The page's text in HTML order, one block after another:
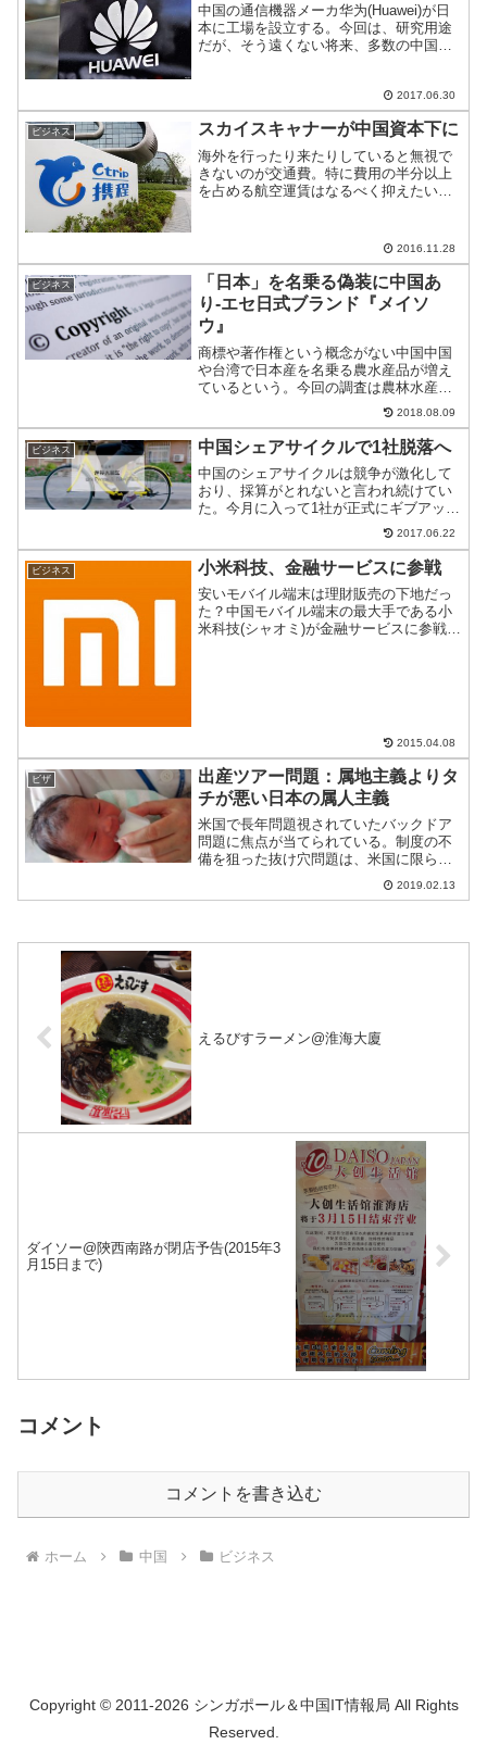
中国の通信機器メーカ华为(Huawei)が日
本に工場を設立する。今回は、研究用途
だが、そう遠くない将来、多数の中国企
2017.06.30
ビジネス スカイスキャナーが中国資本下に
海外を行ったり来たりしていると無視で
きないのが交通費。特に費用の半分以上
を占める航空運賃はなるべく抑えたいの
してきた。その中でも草分け的存在が”ス
カイスキャナー(Sky...
2016.11.28
ビジネス
「日本」を名乗る偽装に中国あ
り-エセ日式ブランド『メイソ
ウ』
商標や著作権という概念がない中国中国
や台湾で日本産を名乗る農水産品が増え
ているという。今回の調査は農林水産省
なので、農水産品に限られる。しかし、
工業製品や著作権、法人、さらには日本
人までもが偽装されている。そして、そ
の裏にいるのは中国だ。エ...
2018.08.09
ビジネス 中国シェアサイクルで1社脱落へ
中国のシェアサイクルは競争が激化して
おり、採算がとれないと言われ続けてい
た。今月に入って1社が正式にギブアップ
宣言をした。次はどこが脱落するのだろ
2017.06.22
ビジネス 小米科技、金融サービスに参戦
安いモバイル端末は理財販売の下地だっ
た？中国モバイル端末の最大手である小
米科技(シャオミ)が金融サービスに参戦を
2015.04.08
ビザ
出産ツアー問題：属地主義よりタ
チが悪い日本の属人主義
米国で長年問題視されていたバックドア
問題に焦点が当てられている。制度の不
備を狙った抜け穴問題は、米国に限らず
日本にもある。国籍をターゲットにした
この問題は、むしろ、罰則のゆるい日本
2019.02.13
えるびすラーメン@淮海大廈
ダイソー@陝西南路が閉店予告(2015年3
月15日まで)
コメント
コメントを書き込む
ホーム 中国 ビジネス
Copyright © 2011-2026 シンガポール＆中国IT情報局 All Rights
Reserved.